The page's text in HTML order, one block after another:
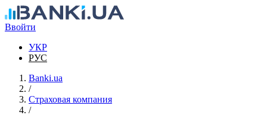
Перейти к основному содержанию
Ввойти
УКР
РУС
Banki.ua
/
Страховая компания
/